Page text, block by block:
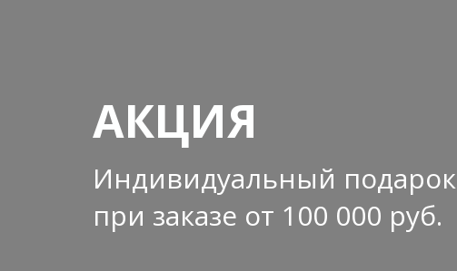
АКЦИЯ
Индивидуальный подарок
при заказе от 100 000 руб.